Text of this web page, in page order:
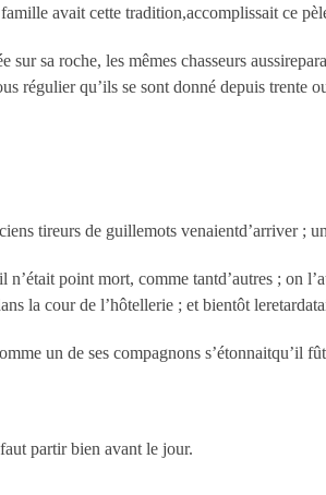
avait cette tradition,accomplissait ce
sa roche, les mêmes chasseurs
régulier qu’ils se sont donné depuis trente
tireurs de guillemots venaientd’arriver ;
point mort, comme tantd’autres ; on
la cour de l’hôtellerie ; et bientôt
un de ses compagnons s’étonnaitqu’il
partir bien avant le jour.